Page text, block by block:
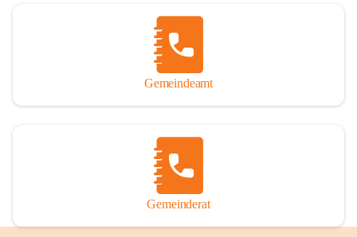
Gemeindeamt
Gemeinderat